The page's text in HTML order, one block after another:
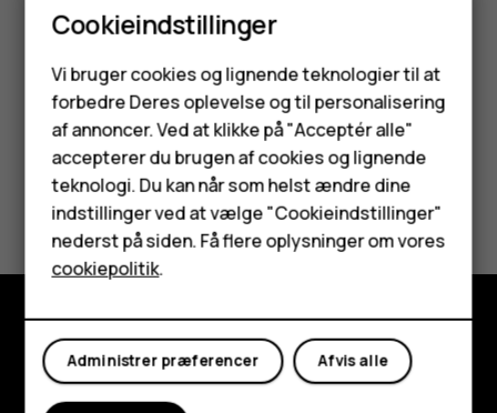
Smartphones
Feature-telefoner
Tilbehør
HMD Terra M
Tablets
Min konto
visningsstørrelsesniveau for at justere størrelsen
på visningen.
Synes du, dette var nyttigt?
Ja Nej
Udforsk
Om
Cookieindstillinger
Vi bruger cookies og lignende teknologier til at
forbedre Deres oplevelse og til personalisering
af annoncer. Ved at klikke på "Acceptér alle"
accepterer du brugen af cookies og lignende
teknologi. Du kan når som helst ændre dine
indstillinger ved at vælge "Cookieindstillinger"
nederst på siden. Få flere oplysninger om vores
cookiepolitik.
Afvis alle
Administrer præferencer